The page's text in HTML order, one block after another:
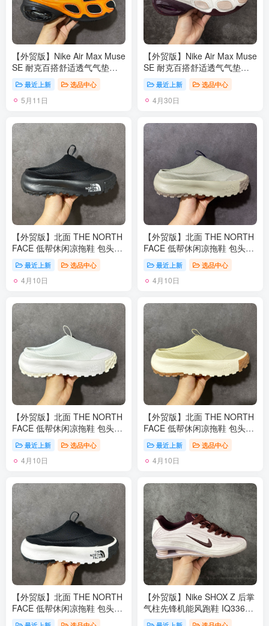
【外贸版】Nike Air Max Muse
SE 耐克百搭舒适透气气垫休
闲跑步鞋 FV1920 尺码：36-
45 最近上新 选品中心
5月11日
【外贸版】Nike Air Max Muse
SE 耐克百搭舒适透气气垫休
闲跑步鞋 IQ1152-666 尺码：
36 36.5 37.5 38 38.5 39 40
最近上新 选品中心
4月30日
【外贸版】北面 THE NORTH
FACE 低帮休闲凉拖鞋 包头拖
鞋 毛毛虫一脚蹬 休闲半拖拖
鞋 复古百搭厚底增高运动板鞋
居家室内外一脚蹬休闲面包鞋
轻量PU鞋底 类型：男女鞋 尺
码：36-45含半码
最近上新 选品中心
4月10日
【外贸版】北面 THE NORTH
FACE 低帮休闲凉拖鞋 包头拖
鞋 毛毛虫一脚蹬 休闲半拖拖
鞋 复古百搭厚底增高运动板鞋
居家室内外一脚蹬休闲面包鞋
轻量PU鞋底 类型：男女鞋 尺
码：36-45含半码
最近上新 选品中心
4月10日
【外贸版】北面 THE NORTH
FACE 低帮休闲凉拖鞋 包头拖
鞋 毛毛虫一脚蹬 休闲半拖拖
鞋 复古百搭厚底增高运动板鞋
居家室内外一脚蹬休闲面包鞋
轻量PU鞋底 类型：男女鞋 尺
码：36-45含半码
最近上新 选品中心
4月10日
【外贸版】北面 THE NORTH
FACE 低帮休闲凉拖鞋 包头拖
鞋 毛毛虫一脚蹬 休闲半拖拖
鞋 复古百搭厚底增高运动板鞋
居家室内外一脚蹬休闲面包鞋
轻量PU鞋底 类型：男女鞋 尺
码：36-45含半码
最近上新 选品中心
4月10日
【外贸版】北面 THE NORTH
FACE 低帮休闲凉拖鞋 包头拖
鞋 毛毛虫一脚蹬 休闲半拖拖
【外贸版】Nike SHOX Z 后掌
气柱先锋机能风跑鞋 IQ3364-
627 Nike Shox Z搭载了Nike标